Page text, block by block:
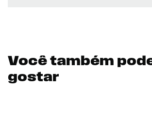
Você também
gostar